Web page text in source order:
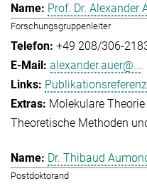
Prof. Dr. Alexander
Forschungsgruppenleiter
+49 208/306-
alexander.auer@...
Molekulare
Theoretische Methoden
Dr. Thibaud
Postdoktorand